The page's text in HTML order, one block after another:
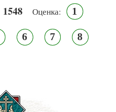
1548 Оценка: 1
6 7 8